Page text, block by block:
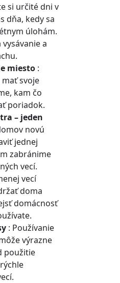
si určité dni v
dňa, kedy sa
úlohám.
a
miesto :
svoje
kam čo
poriadok.
– jeden
novú
jednej
zabránime
vecí.
vecí
doma
domácnosť
: Používanie
výrazne
použitie